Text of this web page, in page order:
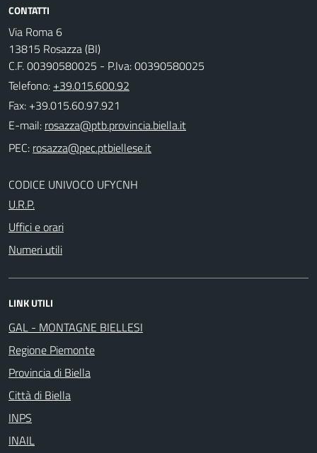
CONTATTI
Via Roma 6
13815 Rosazza (BI)
C.F. 00390580025 - P.Iva: 00390580025
Telefono: +39.015.600.92
Fax: +39.015.60.97.921
E-mail:
PEC:
CODICE UNIVOCO UFYCNH
U.R.P.
Uffici e orari
Numeri utili
LINK UTILI
GAL - MONTAGNE BIELLESI
Regione Piemonte
Provincia di Biella
Città di Biella
INPS
INAIL